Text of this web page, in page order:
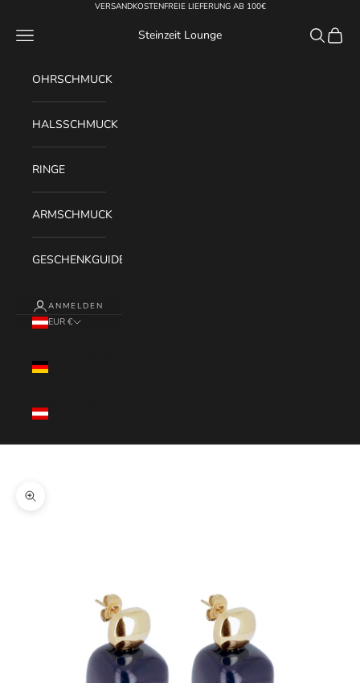
Zum Inhalt springenVERSANDKOSTENFREIE LIEFERUNG AB 100€
Steinzeit Lounge
Menü Suchen
OHRSCHMUCK
HALSSCHMUCK
RINGE
ARMSCHMUCK
GESCHENKGUIDE
ANMELDEN
EUR €
Bild vergrößern